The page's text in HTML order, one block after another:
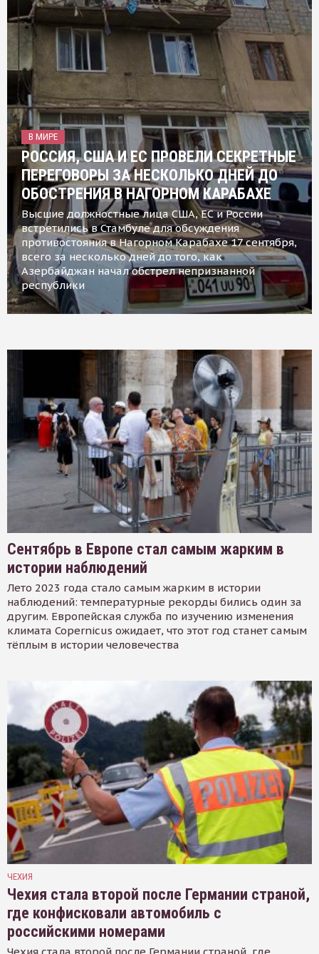
В МИРЕ
РОССИЯ, США И ЕС ПРОВЕЛИ СЕКРЕТНЫЕ
ПЕРЕГОВОРЫ ЗА НЕСКОЛЬКО ДНЕЙ ДО
ОБОСТРЕНИЯ В НАГОРНОМ КАРАБАХЕ
Высшие должностные лица США, ЕС и России
встретились в Стамбуле для обсуждения
противостояния в Нагорном Карабахе 17 сентября,
всего за несколько дней до того, как
Азербайджан начал обстрел непризнанной
республики
Сентябрь в Европе стал самым жарким в
истории наблюдений
Лето 2023 года стало самым жарким в истории
наблюдений: температурные рекорды бились один за
другим. Европейская служба по изучению изменения
климата Copernicus ожидает, что этот год станет самым
тёплым в истории человечества
ЧЕХИЯ
Чехия стала второй после Германии страной,
где конфисковали автомобиль с
российскими номерами